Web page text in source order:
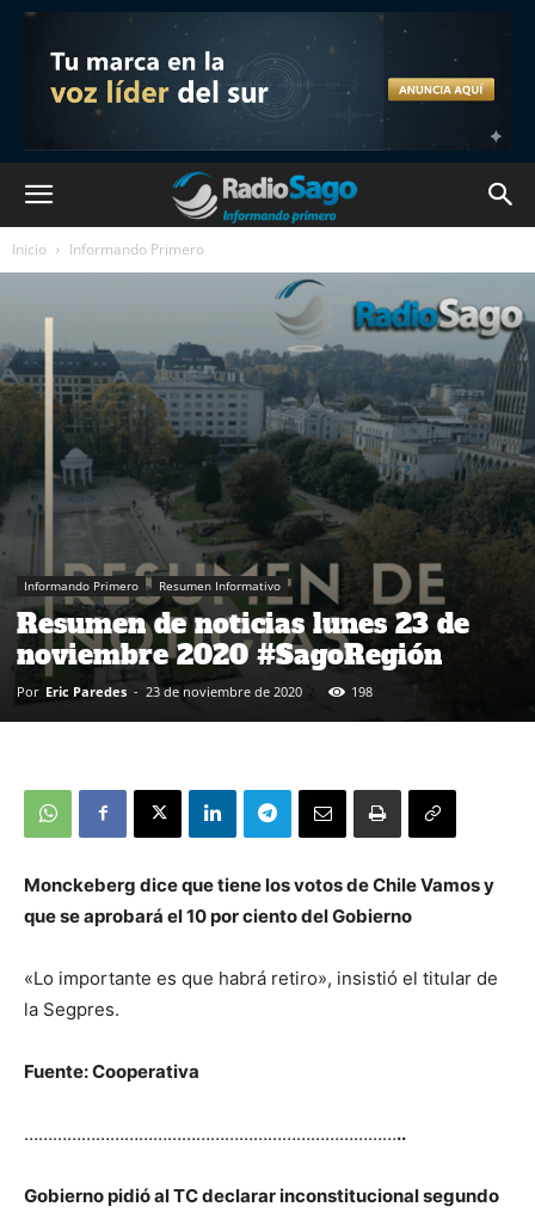
Inicio Informando Primero
Informando Primero Resumen Informativo
Resumen de noticias lunes 23 de
noviembre 2020 #SagoRegión
Por Eric Paredes - 23 de noviembre de 2020 198
Monckeberg dice que tiene los votos de Chile Vamos y
que se aprobará el 10 por ciento del Gobierno
«Lo importante es que habrá retiro», insistió el titular de
la Segpres.
Fuente: Cooperativa
……………………………………………………………………..
Gobierno pidió al TC declarar inconstitucional segundo